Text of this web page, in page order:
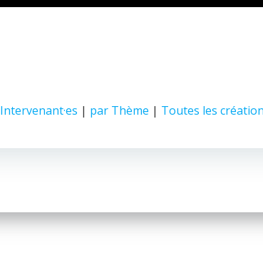
Intervenant·es | par Thème | Toutes les